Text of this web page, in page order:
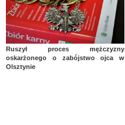
Ruszył proces mężczyzny
oskarżonego o zabójstwo ojca w
Olsztynie